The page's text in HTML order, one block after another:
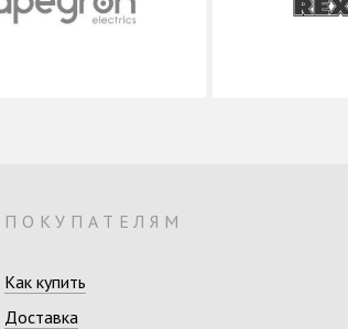
ПОКУПАТЕЛЯМ
Как купить
Доставка